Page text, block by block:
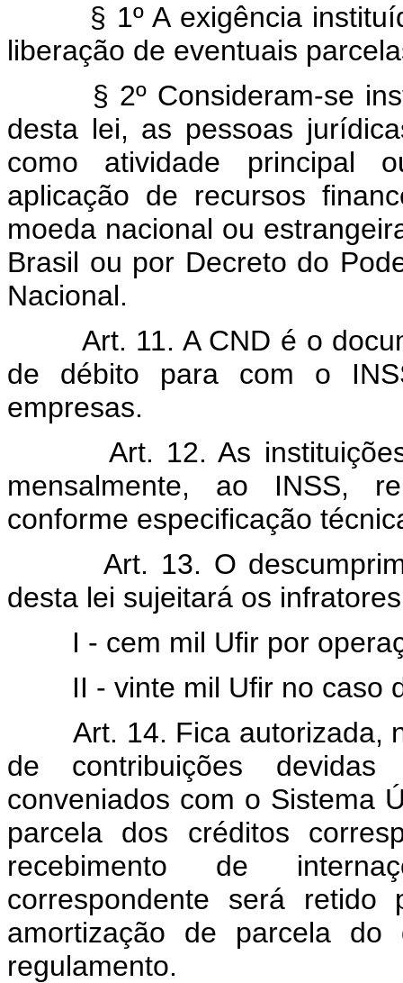
§ 1º A exigência
liberação de eventuais
§ 2º Consideram-se
desta lei, as pessoas
como atividade principal
aplicação de recursos
moeda nacional ou
Brasil ou por Decreto do
Nacional.
Art. 11. A CND é o
de débito para com o
empresas.
Art. 12. As
mensalmente, ao INSS,
conforme especificação
Art. 13. O
desta lei sujeitará os
I - cem mil Ufir por
II - vinte mil Ufir no caso
Art. 14. Fica autorizada,
de contribuições
conveniados com o Sistema
parcela dos créditos
recebimento de
correspondente será
amortização de parcela
regulamento.